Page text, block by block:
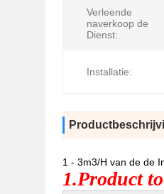
Verleende
naverkoop de
Dienst:
Installatie:
1 - 3m3/H van de de
1.Product